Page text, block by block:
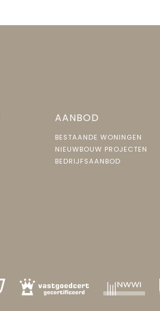
AANBOD
BESTAANDE WONINGEN
NIEUWBOUW PROJECTEN
BEDRIJFSAANBOD